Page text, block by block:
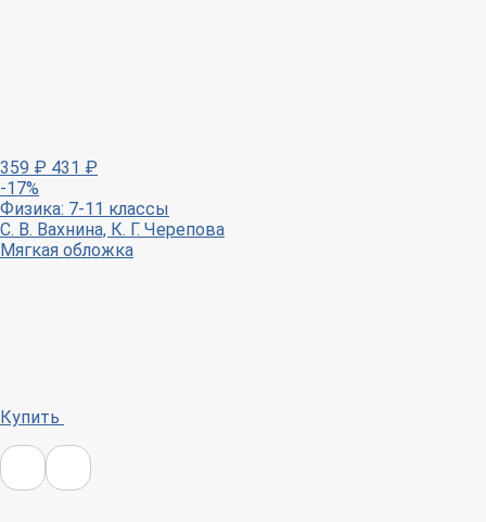
359 ₽ 431 ₽
-17%
Физика: 7-11 классы
С. В. Вахнина, К. Г. Черепова
Мягкая обложка
Купить